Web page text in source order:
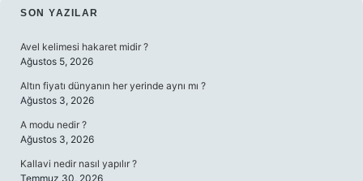
SIDEBAR
SON YAZILAR
Avel kelimesi hakaret midir ?
Ağustos 5, 2026
Altın fiyatı dünyanın her yerinde aynı mı ?
Ağustos 3, 2026
A modu nedir ?
Ağustos 3, 2026
Kallavi nedir nasıl yapılır ?
Temmuz 30, 2026